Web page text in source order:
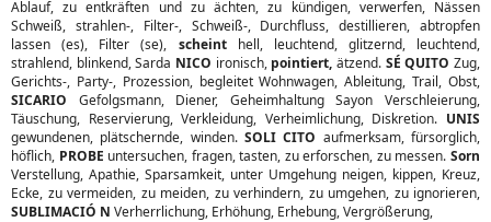
Ablauf, zu entkräften und zu ächten, zu kündigen, verwerfen, Nässen
Schweiß, strahlen-, Filter-, Schweiß-, Durchfluss, destillieren, abtropfen
lassen (es), Filter (se), scheinthell, leuchtend, glitzernd, leuchtend,
strahlend, blinkend, Sarda NICO ironisch, pointiert, ätzend. SÉ QUITO Zug,
Gerichts-, Party-, Prozession, begleitet Wohnwagen, Ableitung, Trail, Obst,
SICARIO Gefolgsmann, Diener, Geheimhaltung Sayon Verschleierung,
Täuschung, Reservierung, Verkleidung, Verheimlichung, Diskretion. UNIS
gewundenen, plätschernde, winden. SOLI CITO aufmerksam, fürsorglich,
höflich, PROBE untersuchen, fragen, tasten, zu erforschen, zu messen.Sorn
Verstellung, Apathie, Sparsamkeit, unter Umgehung neigen, kippen, Kreuz,
Ecke, zu vermeiden, zu meiden, zu verhindern, zu umgehen, zu ignorieren,
SUBLIMACIÓ N Verherrlichung, Erhöhung, Erhebung, Vergrößerung,